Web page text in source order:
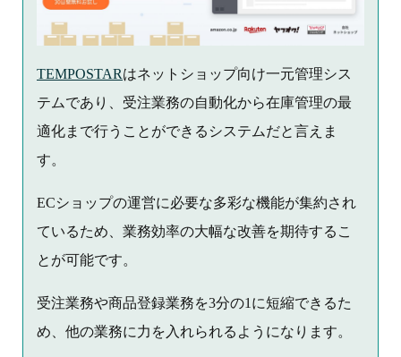
TEMPOSTARはネットショップ向け一元管理シス
テムであり、受注業務の自動化から在庫管理の最
適化まで行うことができるシステムだと言えま
す。
ECショップの運営に必要な多彩な機能が集約され
ているため、業務効率の大幅な改善を期待するこ
とが可能です。
受注業務や商品登録業務を3分の1に短縮できるた
め、他の業務に力を入れられるようになります。